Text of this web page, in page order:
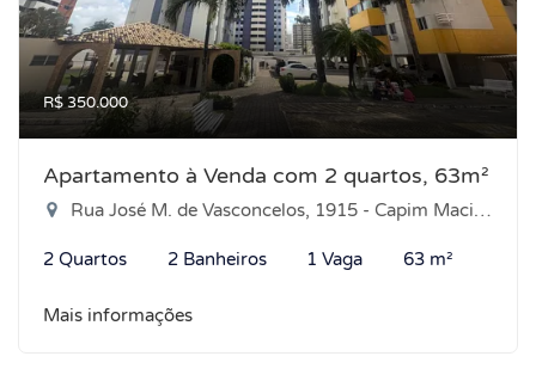
R$ 350.000
Apartamento à Venda com 2 quartos, 63m²
Rua José M. de Vasconcelos, 1915 - Capim Macio, Natal-RN
2 Quartos 2 Banheiros 1 Vaga 63 m²
Mais informações